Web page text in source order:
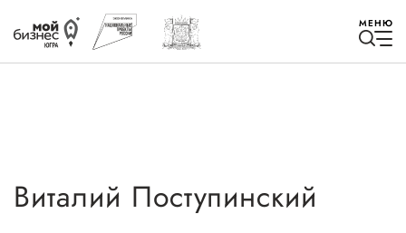
МЕНЮ
Избранное
Виталий Поступинский